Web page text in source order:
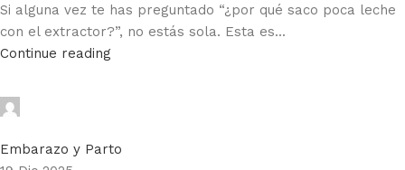
Si alguna vez te has preguntado “¿por qué saco poca leche
con el extractor?”, no estás sola. Esta es...
Continue reading
Embarazo y Parto